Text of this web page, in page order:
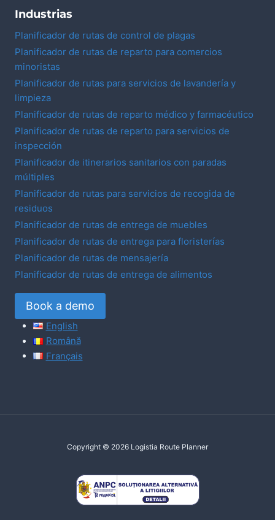
Industrias
Planificador de rutas de control de plagas
Planificador de rutas de reparto para comercios
minoristas
Planificador de rutas para servicios de lavandería y
limpieza
Planificador de rutas de reparto médico y farmacéutico
Planificador de rutas de reparto para servicios de
inspección
Planificador de itinerarios sanitarios con paradas
múltiples
Planificador de rutas para servicios de recogida de
residuos
Planificador de rutas de entrega de muebles
Planificador de rutas de entrega para floristerías
Planificador de rutas de mensajería
Planificador de rutas de entrega de alimentos
Book a demo
English
Română
Français
Copyright © 2026 Logistia Route Planner